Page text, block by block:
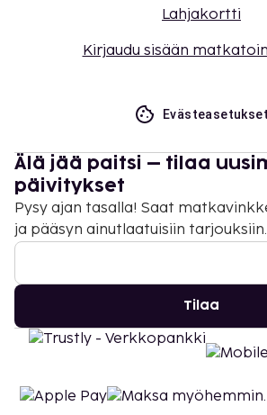
Lahjakortti
Kirjaudu sisään
Evästeasetukset
Älä jää paitsi – tilaa
päivitykset
Pysy ajan tasalla! Saat
ja pääsyn ainutlaatuisiin tarjouksiin.
Tilaa